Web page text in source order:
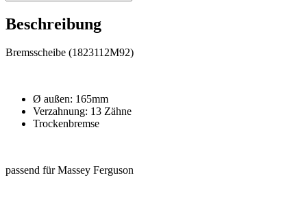
Beschreibung
Bremsscheibe (1823112M92)
Ø außen: 165mm
Verzahnung: 13 Zähne
Trockenbremse
passend für Massey Ferguson